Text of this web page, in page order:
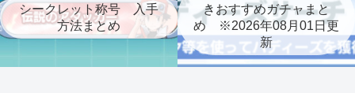
シークレット称号 入手
方法まとめ
きおすすめガチャまと
め ※2026年08月01日更
新